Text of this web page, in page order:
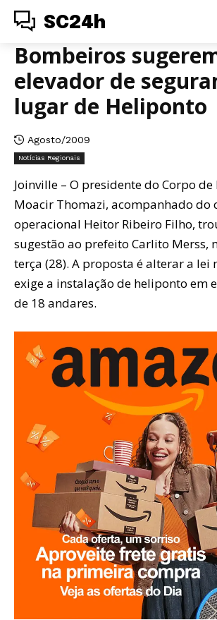
SC24h
Bombeiros
elevador de
lugar de Heliponto
Agosto/2009
Notícias Regionais
Joinville – O presidente do Corpo
Moacir Thomazi, acompanhado do
operacional Heitor Ribeiro Filho,
sugestão ao prefeito Carlito Merss,
terça (28). A proposta é alterar a
exige a instalação de heliponto em
de 18 andares.